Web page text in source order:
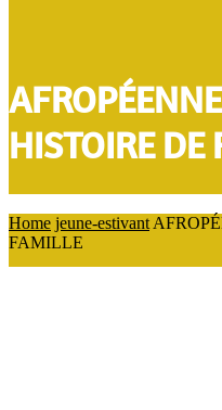
HISTOIRE DE
Home jeune-estivant
FAMILLE